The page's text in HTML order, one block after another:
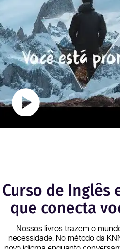
Curso de Inglês
que conecta
Nossos livros trazem o
necessidade. No método da